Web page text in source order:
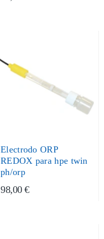
Electrodo ORP
REDOX para hpe twin
ph/orp
98,00 €